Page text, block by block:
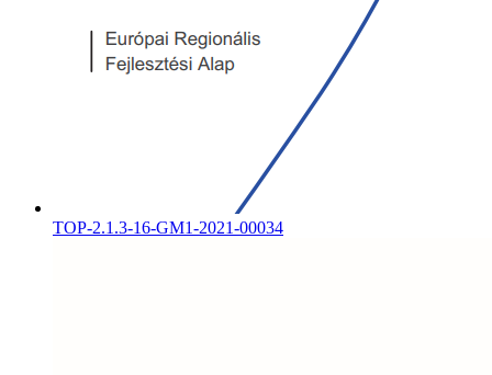
TOP-2.1.3-16-GM1-2021-00034